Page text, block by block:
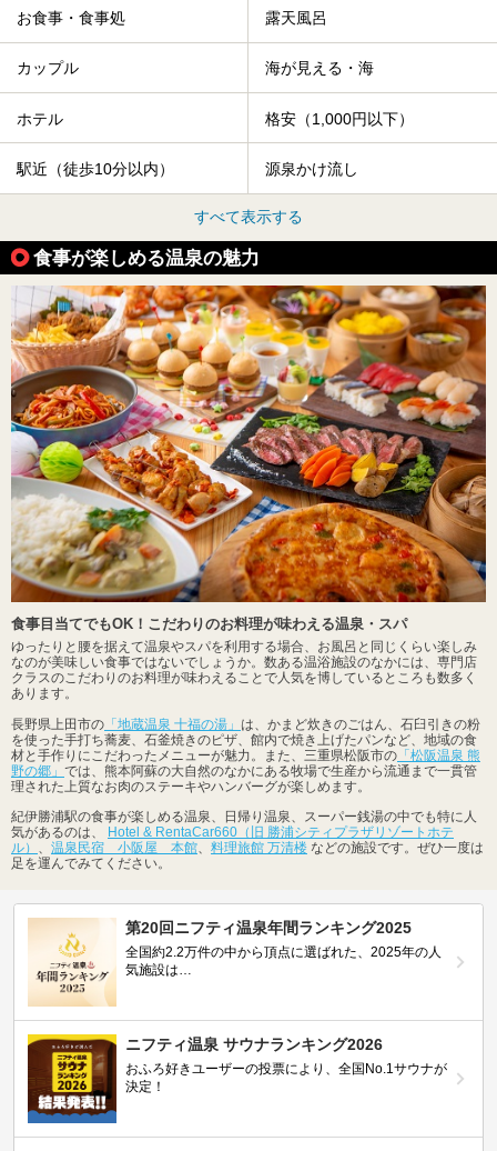
お食事・食事処 露天風呂
カップル 海が見える・海
ホテル 格安（1,000円以下）
駅近（徒歩10分以内） 源泉かけ流し
すべて表示する
食事が楽しめる温泉の魅力
食事目当てでもOK！こだわりのお料理が味わえる温泉・スパ
ゆったりと腰を据えて温泉やスパを利用する場合、お風呂と同じくらい楽しみ
なのが美味しい食事ではないでしょうか。数ある温浴施設のなかには、専門店
クラスのこだわりのお料理が味わえることで人気を博しているところも数多く
あります。
長野県上田市の 「地蔵温泉 十福の湯」 は、かまど炊きのごはん、石臼引きの粉
を使った手打ち蕎麦、石釜焼きのピザ、館内で焼き上げたパンなど、地域の食
材と手作りにこだわったメニューが魅力。また、三重県松阪市の 「松阪温泉 熊
野の郷」 では、熊本阿蘇の大自然のなかにある牧場で生産から流通まで一貫管
理された上質なお肉のステーキやハンバーグが楽しめます。
紀伊勝浦駅の食事が楽しめる温泉、日帰り温泉、スーパー銭湯の中でも特に人
気があるのは、 Hotel & RentaCar660（旧 勝浦シティプラザリゾートホテ
ル）
温泉民宿 小阪屋 本館 料理旅館 万清楼 などの施設です。ぜひ一度は
足を運んでみてください。
第20回ニフティ温泉年間ランキング2025
全国約2.2万件の中から頂点に選ばれた、2025年の人
気施設は…
ニフティ温泉 サウナランキング2026
おふろ好きユーザーの投票により、全国No.1サウナが
決定！